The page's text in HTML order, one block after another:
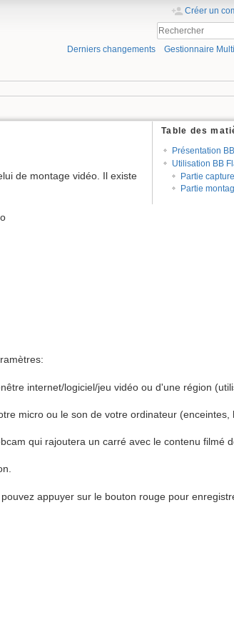
Créer un
Derniers changements Gestionnaire
Table des
Présentation
Utilisation BB
Partie capture
Partie
de montage vidéo. Il existe
internet/logiciel/jeu vidéo ou d'une région
micro ou le son de votre ordinateur (enceintes,
qui rajoutera un carré avec le contenu filmé
appuyer sur le bouton rouge pour